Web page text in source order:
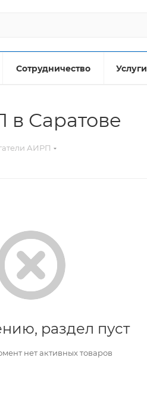
Сотрудничество Услуги
в Саратове
АИРП
раздел пуст
нет активных товаров